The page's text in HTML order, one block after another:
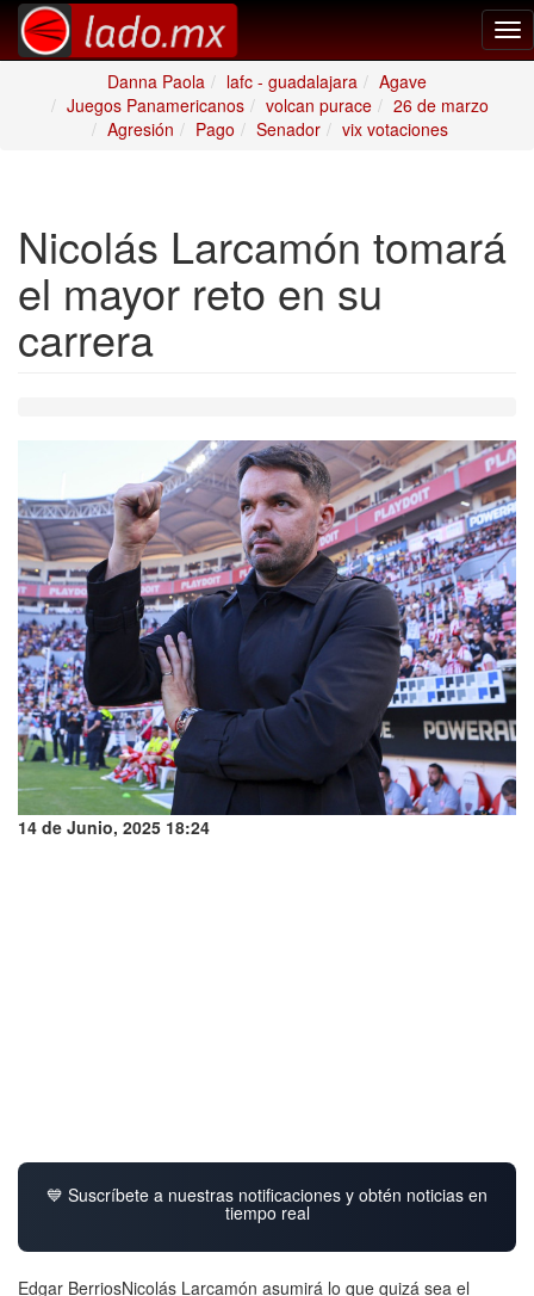
Danna Paola
lafc - guadalajara
Agave
Juegos Panamericanos
volcan purace
26 de marzo
Agresión
Pago Senador vix votaciones
Nicolás Larcamón tomará
el mayor reto en su
carrera
14 de Junio, 2025 18:24
💙 Suscríbete a nuestras notificaciones y obtén noticias en
tiempo real
Edgar BerriosNicolás Larcamón asumirá lo que quizá sea el